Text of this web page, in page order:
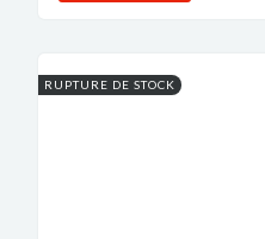
RUPTURE DE STOCK